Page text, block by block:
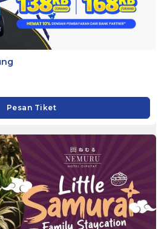
Pesan Tiket